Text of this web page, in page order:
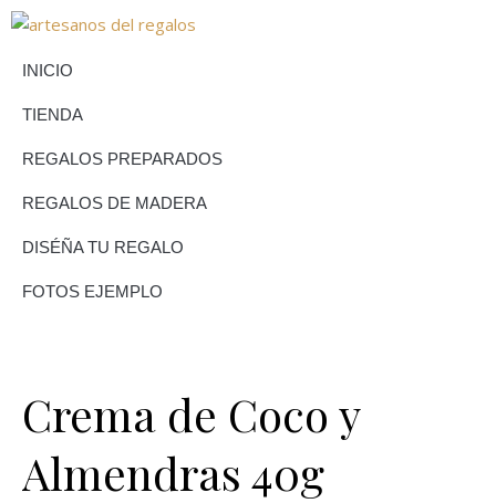
INICIO
TIENDA
REGALOS PREPARADOS
REGALOS DE MADERA
DISÉÑA TU REGALO
FOTOS EJEMPLO
Crema de Coco y
Almendras 40g